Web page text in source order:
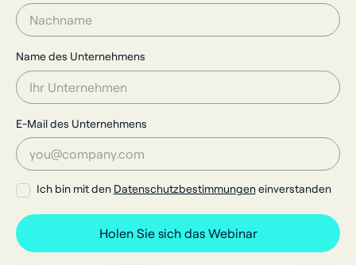
Name des Unternehmens
E-Mail des Unternehmens
Ich bin mit den Datenschutzbestimmungeneinverstanden